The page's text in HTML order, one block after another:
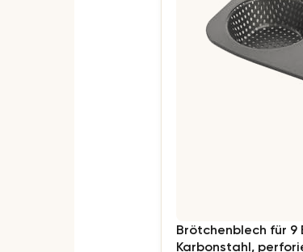
Brötchenblech für 9
Karbonstahl,